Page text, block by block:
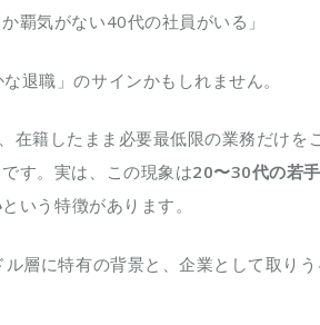
覇気がない40代の社員がいる」
職」のサインかもしれません。
籍したまま必要最低限の業務だけを
す。実は、この現象は20〜30代の若
という特徴があります。
層に特有の背景と、企業として取り